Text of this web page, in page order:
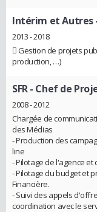
Intérim et Autres
2013 - 2018
 Gestion de projets
production, …)
SFR- Chef de
2008 - 2012
Chargée de
des Médias
- Production des
line
- Pilotage de l'agence
- Pilotage du budget et
Financière.
- Suivi des appels
coordination avec le